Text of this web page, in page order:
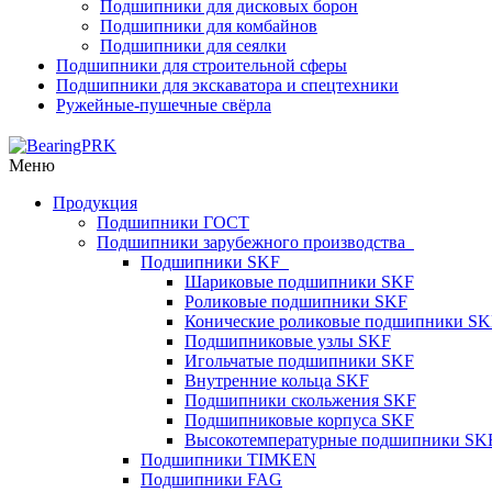
Подшипники для дисковых борон
Подшипники для комбайнов
Подшипники для сеялки
Подшипники для строительной сферы
Подшипники для экскаватора и спецтехники
Ружейные-пушечные свёрла
Меню
Продукция
Подшипники ГОСТ
Подшипники зарубежного производства
Подшипники SKF
Шариковые подшипники SKF
Роликовые подшипники SKF
Конические роликовые подшипники
Подшипниковые узлы SKF
Игольчатые подшипники SKF
Внутренние кольца SKF
Подшипники скольжения SKF
Подшипниковые корпуса SKF
Высокотемпературные подшипники
Подшипники TIMKEN
Подшипники FAG